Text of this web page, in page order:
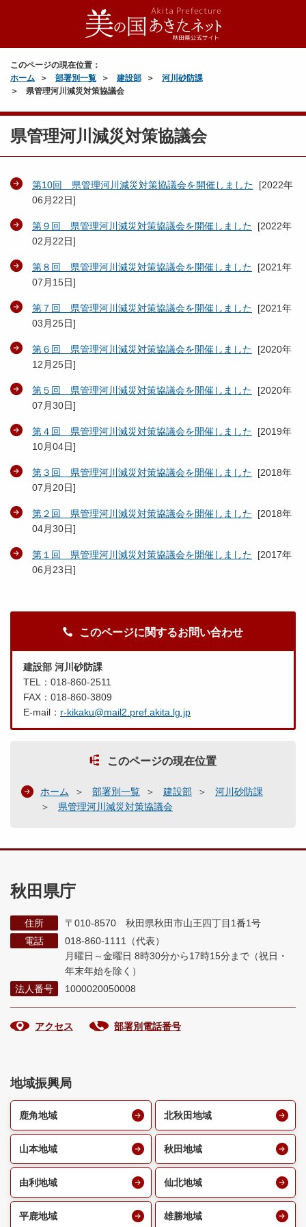
このページの現在位置：
ホーム
部署別一覧 建設部
河川砂防課
県管理河川減災対策協議会
県管理河川減災対策協議会
第10回 県管理河川減災対策協議会を開催しました [2022年
06月22日]
第９回 県管理河川減災対策協議会を開催しました [2022年
02月22日]
第８回 県管理河川減災対策協議会を開催しました [2021年
07月15日]
第７回 県管理河川減災対策協議会を開催しました [2021年
03月25日]
第６回 県管理河川減災対策協議会を開催しました [2020年
12月25日]
第５回 県管理河川減災対策協議会を開催しました [2020年
07月30日]
第４回 県管理河川減災対策協議会を開催しました [2019年
10月04日]
第３回 県管理河川減災対策協議会を開催しました [2018年
07月20日]
第２回 県管理河川減災対策協議会を開催しました [2018年
04月30日]
第１回 県管理河川減災対策協議会を開催しました [2017年
06月23日]
このページに関するお問い合わせ
建設部 河川砂防課
TEL：018-860-2511
FAX：018-860-3809
E-mail： r-kikaku@mail2.pref.akita.lg.jp
このページの現在位置
ホーム 部署別一覧 建設部
河川砂防課
県管理河川減災対策協議会
秋田県庁
住所
〒010-8570 秋田県秋田市山王四丁目1番1号
電話
018-860-1111（代表）
月曜日～金曜日 8時30分から17時15分まで （祝日・
年末年始を除く）
法人番号
1000020050008
アクセス 部署別電話番号
地域振興局
鹿角地域 北秋田地域
山本地域 秋田地域
由利地域 仙北地域
平鹿地域 雄勝地域